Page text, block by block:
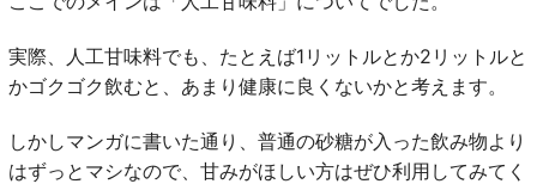
実際、人工甘味料でも、たとえば1リットルとか2リットルと
かゴクゴク飲むと、あまり健康に良くないかと考えます。
しかしマンガに書いた通り、普通の砂糖が入った飲み物より
はずっとマシなので、甘みがほしい方はぜひ利用してみてく